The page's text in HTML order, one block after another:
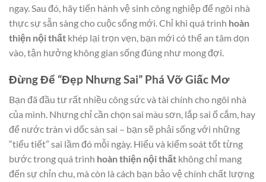
ngay. Sau đó, hãy tiến hành vệ sinh công nghiệp để ngôi nhà
thực sự sẵn sàng cho cuộc sống mới. Chỉ khi quá trình hoàn
thiện nội thất khép lại trọn vẹn, bạn mới có thể an tâm dọn
vào, tận hưởng không gian sống đúng như mong đợi.
Đừng Để “Đẹp Nhưng Sai” Phá Vỡ Giấc Mơ
Bạn đã đầu tư rất nhiều công sức và tài chính cho ngôi nhà
của mình. Nhưng chỉ cần chọn sai màu sơn, lắp sai ổ cắm, hay
để nước tràn vì dốc sàn sai – bạn sẽ phải sống với những
“tiểu tiết” sai lầm đó mỗi ngày. Hiểu và kiểm soát tốt từng
bước trong quá trình hoàn thiện nội thất không chỉ mang
đến sự chỉn chu, mà còn là cách bạn bảo vệ chính chất lượng